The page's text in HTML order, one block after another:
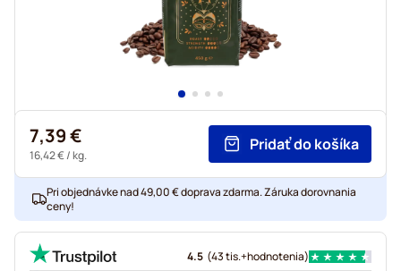
7,39 €
16,42 €/ kg.
Pridať do košíka
Pri objednávke nad 49,00 € doprava zdarma. Záruka dorovnania
ceny!
4.5 (43 tis.+hodnotenia)